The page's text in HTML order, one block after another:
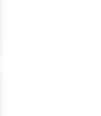
活動-工作人員花絮
全國貓咪盃競賽暨創意